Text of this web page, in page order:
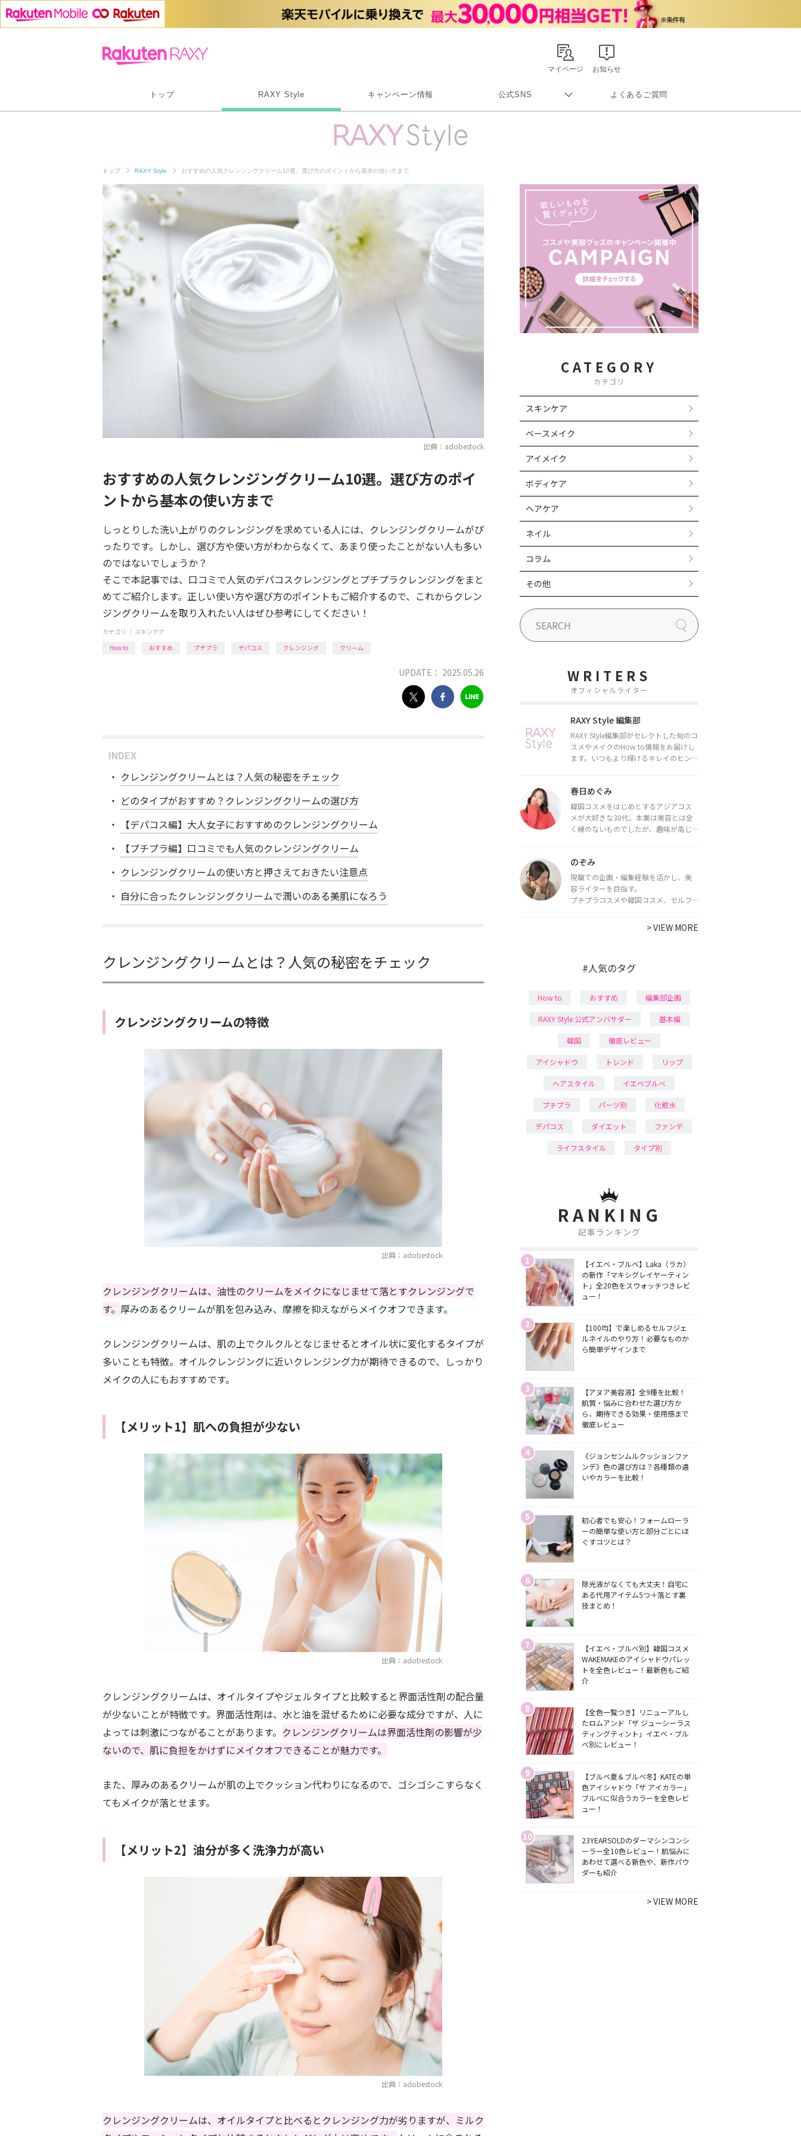
お知らせ
マイページ
トップ RAXY Style キャンペーン情報 公式SNS
Rakuten Link
よくあるご質問
トップ RAXY Style おすすめの人気クレンジングクリーム10選。選び方のポイントから基本の使い方まで
出典：adobestock
おすすめの人気クレンジングクリーム10選。選び方のポイ
ントから基本の使い方まで
しっとりした洗い上がりのクレンジングを求めている人には、クレンジングクリームがぴ
ったりです。しかし、選び方や使い方がわからなくて、あまり使ったことがない人も多い
のではないでしょうか？
そこで本記事では、口コミで人気のデパコスクレンジングとプチプラクレンジングをまと
めてご紹介します。正しい使い方や選び方のポイントもご紹介するので、これからクレン
ジングクリームを取り入れたい人はぜひ参考にしてください！
カテゴリ ｜ スキンケア
How to
おすすめ プチプラ デパコス クレンジング クリーム
UPDATE： 2025.05.26
INDEX
クレンジングクリームとは？人気の秘密をチェック
どのタイプがおすすめ？クレンジングクリームの選び方
【デパコス編】大人女子におすすめのクレンジングクリーム
【プチプラ編】口コミでも人気のクレンジングクリーム
クレンジングクリームの使い方と押さえておきたい注意点
自分に合ったクレンジングクリームで潤いのある美肌になろう
クレンジングクリームとは？人気の秘密をチェック
クレンジングクリームの特徴
出典：adobestock
クレンジングクリームは、油性のクリームをメイクになじませて落とすクレンジングで
す。 厚みのあるクリームが肌を包み込み、摩擦を抑えながらメイクオフできます。
クレンジングクリームは、肌の上でクルクルとなじませるとオイル状に変化するタイプが
多いことも特徴。オイルクレンジングに近いクレンジング力が期待できるので、しっかり
メイクの人にもおすすめです。
【メリット1】肌への負担が少ない
出典：adobestock
クレンジングクリームは、オイルタイプやジェルタイプと比較すると界面活性剤の配合量
が少ないことが特徴です。界面活性剤は、水と油を混ぜるために必要な成分ですが、人に
よっては刺激につながることがあります。 クレンジングクリームは界面活性剤の影響が少
ないので、肌に負担をかけずにメイクオフできることが魅力です。
また、厚みのあるクリームが肌の上でクッション代わりになるので、ゴシゴシこすらなく
てもメイクが落とせます。
【メリット2】油分が多く洗浄力が高い
出典：adobestock
クレンジングクリームは、オイルタイプと比べるとクレンジング力が劣りますが、ミルク
CATEGORY
カテゴリ
スキンケア
ベースメイク
アイメイク
ボディケア
ヘアケア
ネイル
コラム
その他
WRITERS
オフィシャルライター
RAXY Style 編集部
RAXY Style編集部がセレクトした旬のコ
スメやメイクのHow to情報をお届けし
ます。いつもより輝けるキレイのヒント
春日めぐみ
韓国コスメをはじめとするアジアコス
メが大好きな30代。本業は美容とは全
く縁のないものでしたが、趣味が高じ
ライターとして活動中。
都内で16タイプパーソナルカラー診
断・顔タイプ診断・骨格診断によるイ
メージコンサルティングも行っていま
のぞみ
現職での企画・編集経験を活かし、美
容ライターを目指す。
プチプラコスメや韓国コスメ、セルフ
で最新情報をチェック。家事や育児の合
間に取り入れられる時短美容テクも実
>VIEW MORE
#人気のタグ
How to おすすめ 編集部企画
RAXY Style 公式アンバサダー 基本編
韓国 徹底レビュー
アイシャドウ トレンド リップ
ヘアスタイル イエベブルベ
プチプラ パーツ別 化粧水
デパコス ダイエット ファンデ
ライフスタイル タイプ別
RANKING
記事ランキング
1
【イエベ・ブルベ】Laka（ラカ）
の新作「マキシグレイヤーティン
ト」全20色をスウォッチつきレビ
ュー！
2
【100均】で楽しめるセルフジェ
ルネイルのやり方！必要なものか
ら簡単デザインまで
3
【アヌア美容液】全9種を比較！
肌質・悩みに合わせた選び方か
ら、期待できる効果・使用感まで
徹底レビュー
4
《ジョンセンムルクッションファ
ンデ》色の選び方は？各種類の違
いやカラーを比較！
5
初心者でも安心！フォームローラ
ーの簡単な使い方と部分ごとにほ
ぐすコツとは？
6
除光液がなくても大丈夫！自宅に
ある代用アイテム5つ＋落とす裏
技まとめ！
7
【イエベ・ブルベ別】韓国コスメ
WAKEMAKEのアイシャドウパレッ
トを全色レビュー！最新色もご紹
介
8
【全色一覧つき】リニューアルし
たロムアンド「ザ ジューシーラス
ティングティント」イエベ・ブル
ベ別にレビュー！
9
【ブルベ夏＆ブルベ冬】KATEの単
色アイシャドウ「ザ アイカラー」
ブルベに似合うカラーを全色レビ
ュー！
10
23YEARSOLDのダーマシンコンシ
ーラー全10色レビュー！肌悩みに
あわせて選べる新色や、新作パウ
ダーも紹介
>VIEW MORE